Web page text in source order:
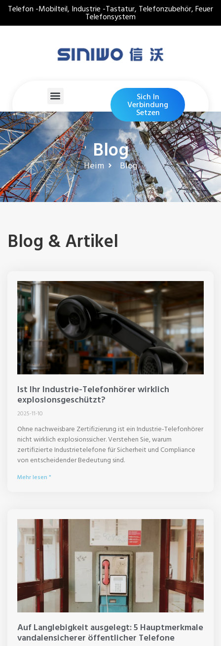
Telefon -Mobilteil, Industrie -Tastatur, Telefonzubehör, Feuer
Telefonsystem
Sich In
Verbindung
Setzen
Blog
Heim Blog
Blog & Artikel
Ist Ihr Industrie-Telefonhörer wirklich
explosionsgeschützt?
2025-11-10
Ohne nachweisbare Zertifizierung ist ein Industrie-Telefonhörer
nicht wirklich explosionssicher. Verstehen Sie, warum
zertifizierte Industrietelefone für Sicherheit und Compliance
von entscheidender Bedeutung sind.
Mehr lesen "
Auf Langlebigkeit ausgelegt: 5 Hauptmerkmale
vandalensicherer öffentlicher Telefone